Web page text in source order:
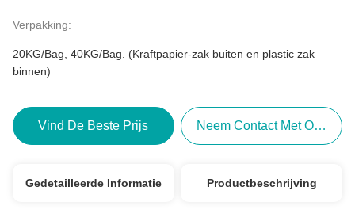
Verpakking:
20KG/Bag, 40KG/Bag. (Kraftpapier-zak buiten en plastic zak
binnen)
Vind De Beste Prijs Neem Contact Met Ons Op
Gedetailleerde Informatie Productbeschrijving